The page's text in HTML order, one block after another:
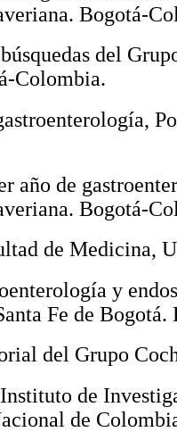
Bogotá-
del
Colombia.
año de
Bogotá-
de Medicina,
y
Fe de
del Grupo
de
de